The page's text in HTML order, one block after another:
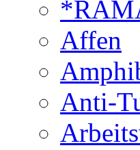
Affen
Anti-